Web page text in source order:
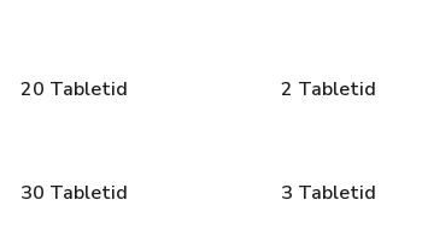
20 Tabletid 2 Tabletid
30 Tabletid 3 Tabletid